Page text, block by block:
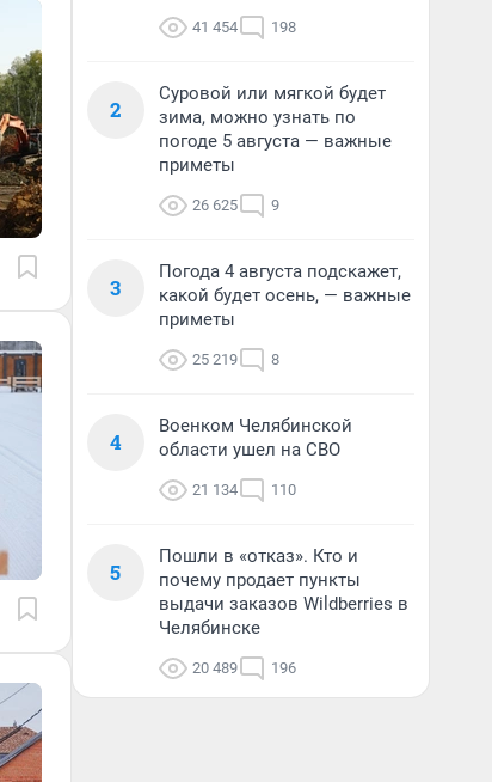
41 454 198
2
Суровой или мягкой будет
зима, можно узнать по
погоде 5 августа — важные
приметы
26 625 9
3
Погода 4 августа подскажет,
какой будет осень, — важные
приметы
25 219 8
4
Военком Челябинской
области ушел на СВО
21 134 110
5
Пошли в «отказ». Кто и
почему продает пункты
выдачи заказов Wildberries в
Челябинске
20 489 196